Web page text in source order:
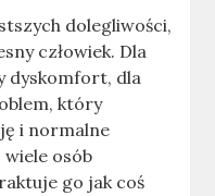
dolegliwości,
człowiek. Dla
dyskomfort, dla
który
i normalne
osób
go jak coś